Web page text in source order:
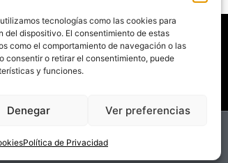
tecnologías como las cookies para
dispositivo. El consentimiento de estas
como el comportamiento de navegación o las
consentir o retirar el consentimiento, puede
y funciones.
Denegar Ver preferencias
Política de Privacidad
y Resilencia.